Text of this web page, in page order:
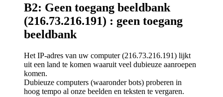
B2: Geen toegang beeldbank
(216.73.216.191) : geen toegang
beeldbank
Het IP-adres van uw computer (216.73.216.191) lijkt
uit een land te komen waaruit veel dubieuze aanroepen
komen.
Dubieuze computers (waaronder bots) proberen in
hoog tempo al onze beelden en teksten te vergaren.